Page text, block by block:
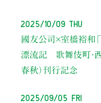
2025/10/09 Thu
國友公司×室橋裕和
漂流記 歌舞伎町・西成
春秋）刊行記念
2025/09/05 Fri